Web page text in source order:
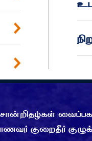
சான்றிதழ்கள்
குறைதீர்